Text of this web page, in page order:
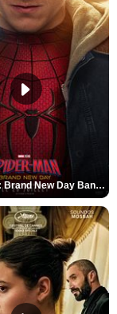
Spider-Man: Brand New Day Bande-annonce VO STFR